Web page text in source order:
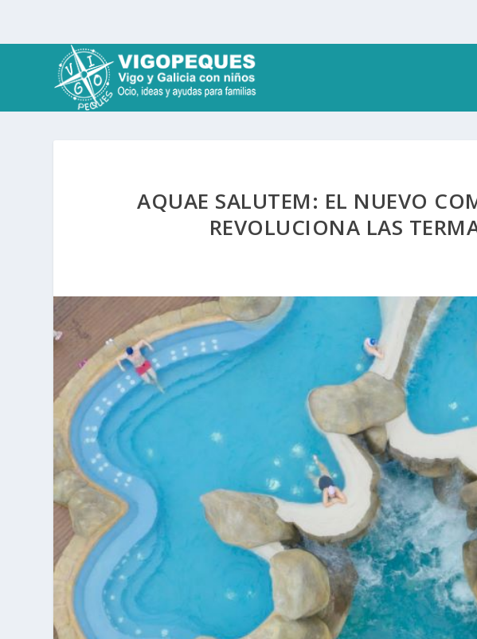
AQUAE SALUTEM: EL NUEVO
REVOLUCIONA LAS